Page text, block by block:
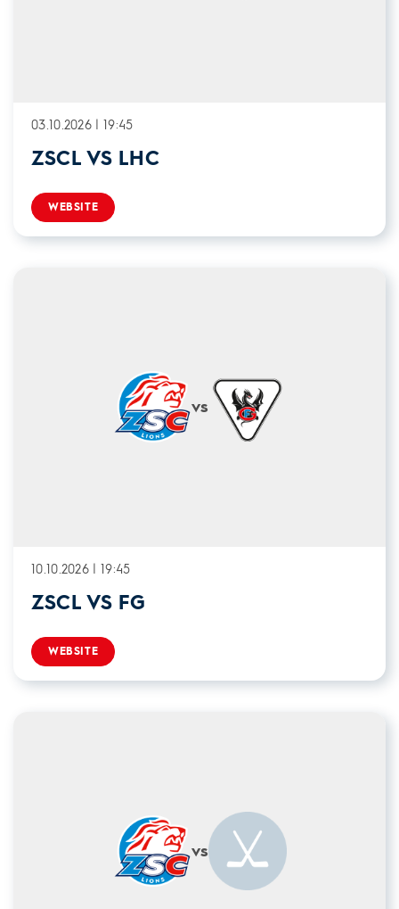
03.10.2026 | 19:45
ZSCL VS LHC
WEBSITE
vs
10.10.2026 | 19:45
ZSCL VS FG
WEBSITE
vs